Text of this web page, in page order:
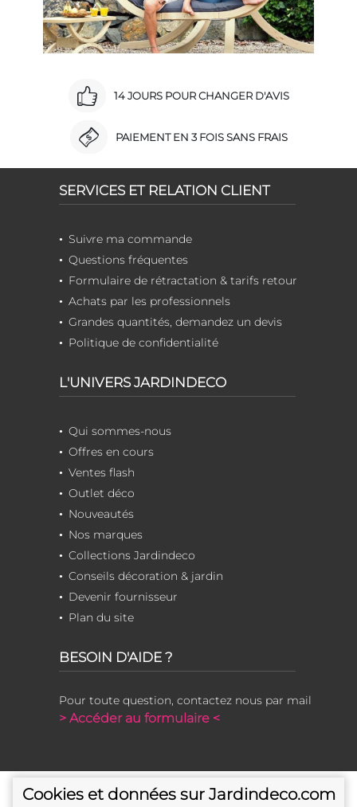
14 JOURS POUR CHANGER D'AVIS
PAIEMENT EN 3 FOIS SANS FRAIS
SERVICES ET RELATION CLIENT
Suivre ma commande
Questions fréquentes
Formulaire de rétractation & tarifs retour
Achats par les professionnels
Grandes quantités, demandez un devis
Politique de confidentialité
L'UNIVERS JARDINDECO
Qui sommes-nous
Offres en cours
Ventes flash
Outlet déco
Nouveautés
Nos marques
Collections Jardindeco
Conseils décoration & jardin
Devenir fournisseur
Plan du site
BESOIN D'AIDE ?
Pour toute question, contactez nous par mail
> Accéder au formulaire <
Cookies et données sur Jardindeco.com